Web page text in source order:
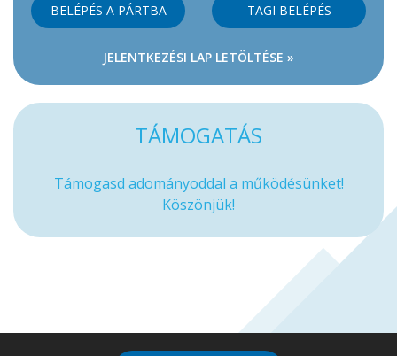
BELÉPÉS A PÁRTBA TAGI BELÉPÉS
JELENTKEZÉSI LAP LETÖLTÉSE »
TÁMOGATÁS
Támogasd adományoddal a működésünket!
Köszönjük!